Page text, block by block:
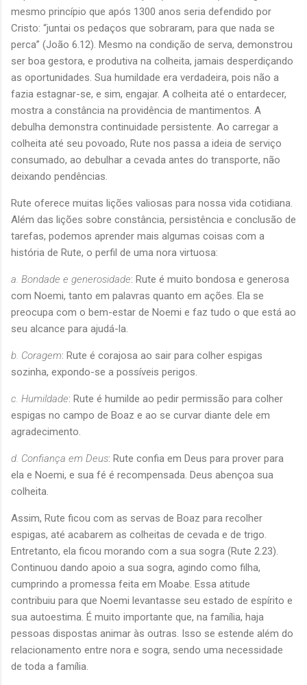
mesmo princípio que após 1300 anos seria defendido por
Cristo: “juntai os pedaços que sobraram, para que nada se
perca” (João 6.12). Mesmo na condição de serva, demonstrou
ser boa gestora, e produtiva na colheita, jamais desperdiçando
as oportunidades. Sua humildade era verdadeira, pois não a
fazia estagnar-se, e sim, engajar. A colheita até o entardecer,
mostra a constância na providência de mantimentos. A
debulha demonstra continuidade persistente. Ao carregar a
colheita até seu povoado, Rute nos passa a ideia de serviço
consumado, ao debulhar a cevada antes do transporte, não
deixando pendências.
Rute oferece muitas lições valiosas para nossa vida cotidiana.
Além das lições sobre constância, persistência e conclusão de
tarefas, podemos aprender mais algumas coisas com a
história de Rute, o perfil de uma nora virtuosa:
a. Bondade e generosidade: Rute é muito bondosa e generosa
com Noemi, tanto em palavras quanto em ações. Ela se
preocupa com o bem-estar de Noemi e faz tudo o que está ao
seu alcance para ajudá-la.
b. Coragem: Rute é corajosa ao sair para colher espigas
sozinha, expondo-se a possíveis perigos.
c. Humildade: Rute é humilde ao pedir permissão para colher
espigas no campo de Boaz e ao se curvar diante dele em
agradecimento.
d. Confiança em Deus: Rute confia em Deus para prover para
ela e Noemi, e sua fé é recompensada. Deus abençoa sua
colheita.
Assim, Rute ficou com as servas de Boaz para recolher
espigas, até acabarem as colheitas de cevada e de trigo.
Entretanto, ela ficou morando com a sua sogra (Rute 2.23).
Continuou dando apoio a sua sogra, agindo como filha,
cumprindo a promessa feita em Moabe. Essa atitude
contribuiu para que Noemi levantasse seu estado de espírito e
sua autoestima. É muito importante que, na família, haja
pessoas dispostas animar às outras. Isso se estende além do
relacionamento entre nora e sogra, sendo uma necessidade
de toda a família.